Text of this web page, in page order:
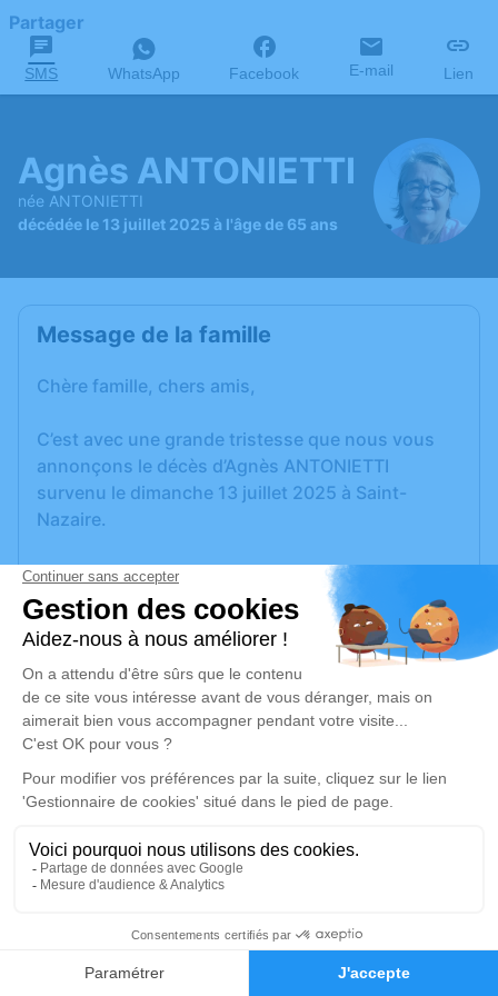
Faire-part Hommages
Partager
SMS WhatsApp Facebook E-mail Lien
Agnès ANTONIETTI
née ANTONIETTI
décédée le 13 juillet 2025 à l'âge de 65 ans
Message de la famille
Chère famille, chers amis,
C’est avec une grande tristesse que nous vous
annonçons le décès d’Agnès ANTONIETTI
survenu le dimanche 13 juillet 2025 à Saint-
Nazaire.
Nous vous invitons à utiliser cet espace pour
laisser vos condoléances, partager des photos
souvenirs, une anecdote ou exprimer vos
pensées à travers des poèmes ou des textes. Cet
endroit est un lieu d'expression dédié à honorer la
mémoire d’Agnès ANTONIETTI.
Un service de plantation d’arbre hommage est
disponible ici .
Je rends hommage
lundi 21 juillet 2025 à 10h30
Église Paroissiale de Sautron